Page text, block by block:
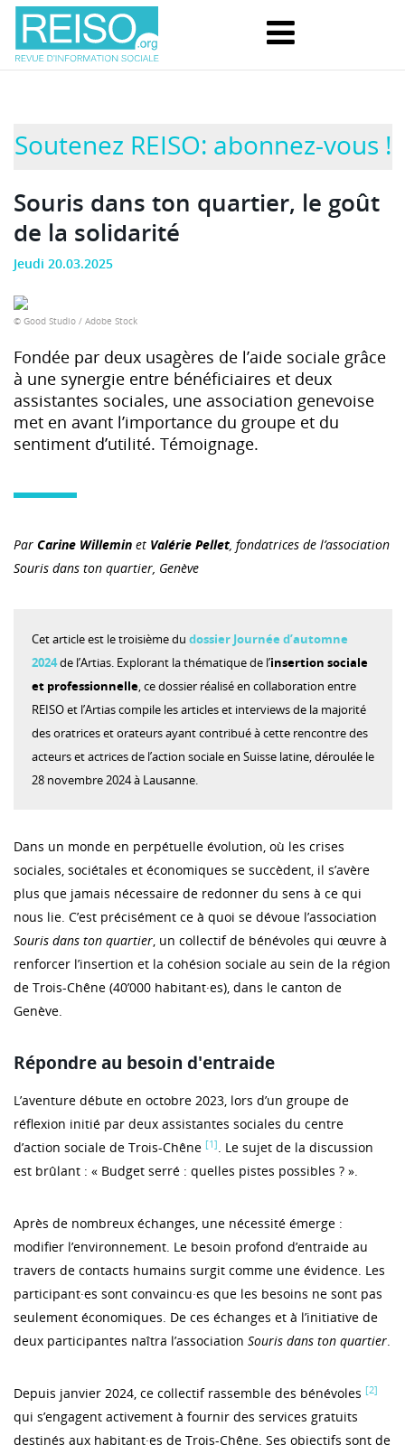
Soutenez REISO: abonnez-vous !
Souris dans ton quartier, le goût
de la solidarité
Jeudi 20.03.2025
© Good Studio / Adobe Stock
Fondée par deux usagères de l’aide sociale grâce
à une synergie entre bénéficiaires et deux
assistantes sociales, une association genevoise
met en avant l’importance du groupe et du
sentiment d’utilité. Témoignage.
Par Carine Willemin et Valérie Pellet, fondatrices de l’association
Souris dans ton quartier, Genève
Cet article est le troisième du dossier Journée d’automne
2024de l’Artias. Explorant la thématique de l’insertion sociale
et professionnelle, ce dossier réalisé en collaboration entre
REISO et l’Artias compile les articles et interviews de la majorité
des oratrices et orateurs ayant contribué à cette rencontre des
acteurs et actrices de l’action sociale en Suisse latine, déroulée le
28 novembre 2024 à Lausanne.
Dans un monde en perpétuelle évolution, où les crises
sociales, sociétales et économiques se succèdent, il s’avère
plus que jamais nécessaire de redonner du sens à ce qui
nous lie. C’est précisément ce à quoi se dévoue l’association
Souris dans ton quartier, un collectif de bénévoles qui œuvre à
renforcer l’insertion et la cohésion sociale au sein de la région
de Trois-Chêne (40’000 habitant·es), dans le canton de
Genève.
Répondre au besoin d'entraide
L’aventure débute en octobre 2023, lors d’un groupe de
réflexion initié par deux assistantes sociales du centre
d’action sociale de Trois-Chêne [1]. Le sujet de la discussion
est brûlant : « Budget serré : quelles pistes possibles ? ».
Après de nombreux échanges, une nécessité émerge :
modifier l’environnement. Le besoin profond d’entraide au
travers de contacts humains surgit comme une évidence. Les
participant·es sont convaincu·es que les besoins ne sont pas
seulement économiques. De ces échanges et à l’initiative de
deux participantes naîtra l’association Souris dans ton quartier.
Depuis janvier 2024, ce collectif rassemble des bénévoles [2]
qui s’engagent activement à fournir des services gratuits
destinés aux habitant·es de Trois-Chêne. Ses objectifs sont de